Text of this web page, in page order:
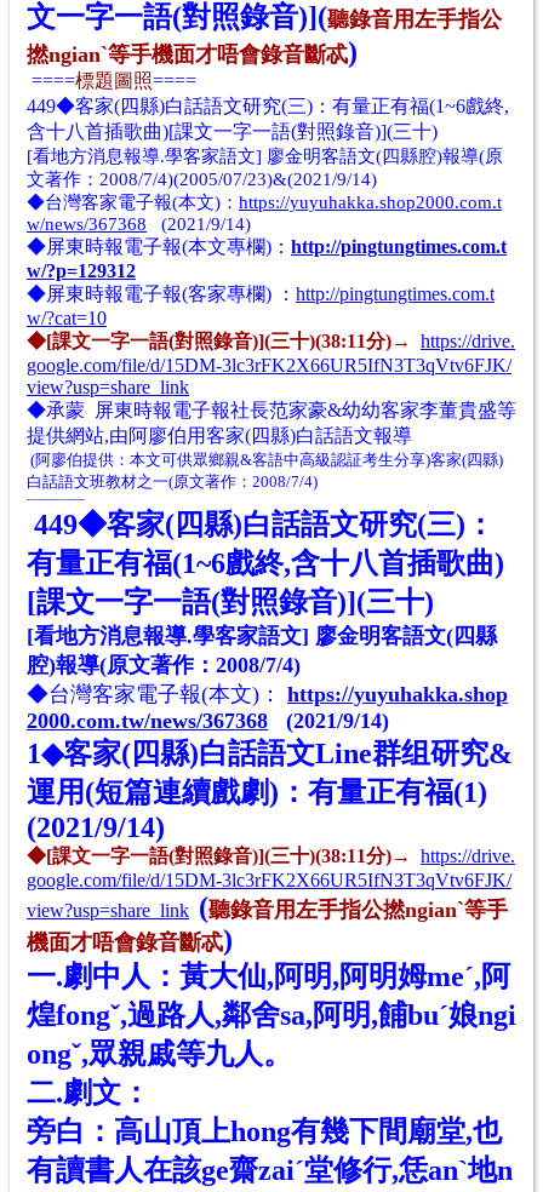
文一字一語(對照錄音)](聽錄音用左手指公
撚ngianˋ等手機面才唔會錄音斷忒)
====標題圖照====
449◆客家(四縣)白話語文研究(三)：有量正有福(1~6戲終,
含十八首插歌曲)[課文一字一語(對照錄音)](三十)
[看地方消息報導.學客家語文] 廖金明客語文(四縣腔)報導(原
文著作：2008/7/4)(2005/07/23)&(2021/9/14)
◆台灣客家電子報(本文)： https://yuyuhakka.shop2000.com.t
w/news/367368 (2021/9/14)
◆屏東時報電子報(本文專欄)： http://pingtungtimes.com.t
w/?p=129312
◆屏東時報電子報(客家專欄)
： http://pingtungtimes.com.t
w/?cat=10
◆[課文一字一語(對照錄音)](三十)(38:11分)→
https://drive.
google.com/file/d/15DM-3lc3rFK2X66UR5IfN3T3qVtv6FJK/
view?usp=share_link
◆承蒙 屏東時報電子報社長范家豪&幼幼客家李董貴盛等
提供網站,由阿廖伯用客家(四縣)白話語文報導
(阿廖伯提供：本文可供眾鄉親&客語中高級認証考生分享)客家(四縣)
白話語文班教材之一(原文著作：2008/7/4)
----------------
449◆客家(四縣)白話語文研究(三)：
有量正有福(1~6戲終,含十八首插歌曲)
[課文一字一語(對照錄音)](三十)
[看地方消息報導.學客家語文] 廖金明客語文(四縣
腔)報導(原文著作：2008/7/4)
◆台灣客家電子報(本文)：
https://yuyuhakka.shop
2000.com.tw/news/367368 (2021/9/14)
1◆客家(四縣)白話語文Line群组研究&
運用(短篇連續戲劇)：有量正有福(1)
(2021/9/14)
◆[課文一字一語(對照錄音)](三十)(38:11分)→
https://drive.
google.com/file/d/15DM-3lc3rFK2X66UR5IfN3T3qVtv6FJK/
view?usp=share_link (聽錄音用左手指公撚ngianˋ等手
機面才唔會錄音斷忒)
一.劇中人：黃大仙,阿明,阿明姆meˊ,阿
煌fongˇ,過路人,鄰舍sa,阿明,餔buˊ娘ngi
ongˇ,眾親戚等九人。
二.劇文：
旁白：高山頂上hong有幾下間廟堂,也
有讀書人在該ge齋zaiˊ堂修行,恁anˋ地n